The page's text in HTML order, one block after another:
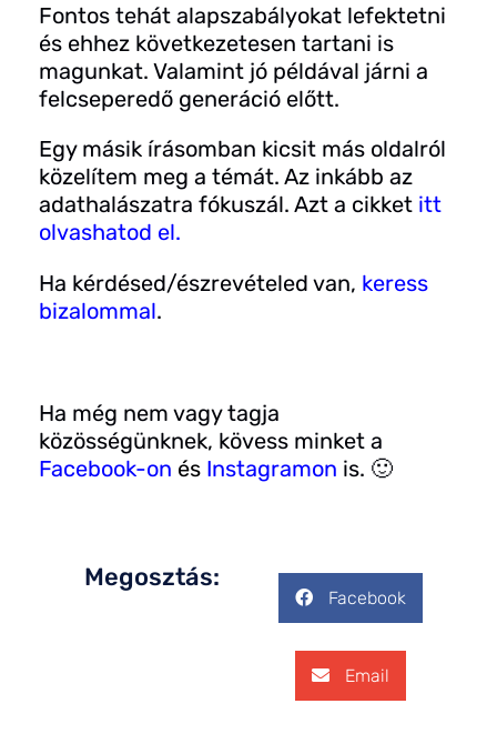
Fontos tehát alapszabályokat lefektetni
és ehhez következetesen tartani is
magunkat. Valamint jó példával járni a
felcseperedő generáció előtt.
Egy másik írásomban kicsit más oldalról
közelítem meg a témát. Az inkább az
adathalászatra fókuszál. Azt a cikket itt
olvashatod el.
Ha kérdésed/észrevételed van, keress
bizalommal.
Ha még nem vagy tagja
közösségünknek, kövess minket a
Facebook-on és Instagramon is. 🙂
Megosztás:
Facebook
Email